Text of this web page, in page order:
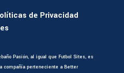
de Privacidad
Pasión, al igual que Futbol Sites, es
compañía perteneciente a Better